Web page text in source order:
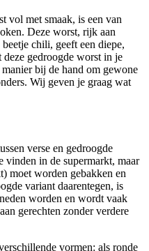
vol met smaak, is een van
Deze worst, rijk aan
chili, geeft een diepe,
gedroogde worst in je
bij de hand om gewone
Wij geven je graag wat
verse en gedroogde
vinden in de supermarkt, maar
moet worden gebakken en
variant daarentegen, is
worden en wordt vaak
gerechten zonder verdere
vormen: als ronde